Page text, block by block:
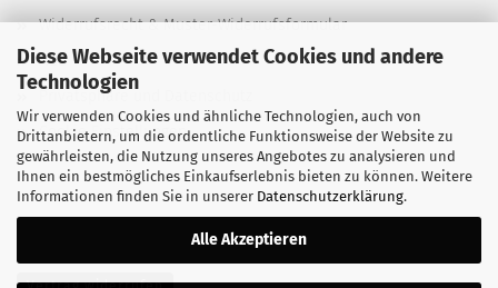
Diese Webseite verwendet Cookies und andere
Technologien
Wir verwenden Cookies und ähnliche Technologien, auch von
Drittanbietern, um die ordentliche Funktionsweise der Website zu
gewährleisten, die Nutzung unseres Angebotes zu analysieren und
Ihnen ein bestmögliches Einkaufserlebnis bieten zu können. Weitere
Informationen finden Sie in unserer Datenschutzerklärung.
Alle Akzeptieren
Widerrufsrecht & Muster-Widerrufsformular
AGB
Privatsphäre und Datenschutz
Cookie Einstellungen